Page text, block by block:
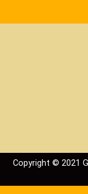
Copyright © 2021